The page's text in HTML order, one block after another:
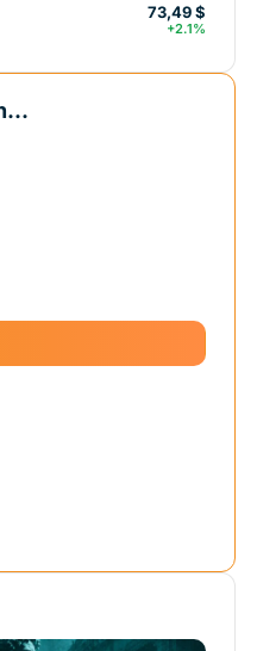
73,49 $
+2.1%